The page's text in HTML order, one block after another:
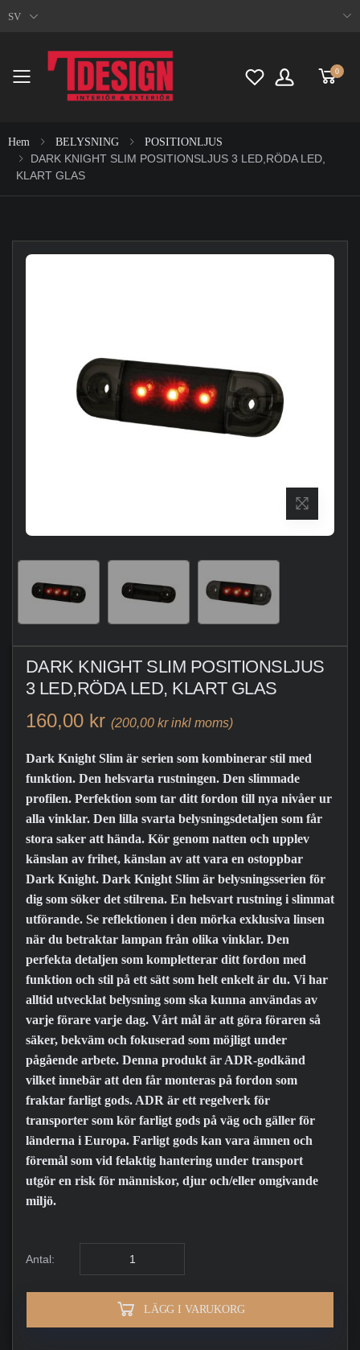
SV
Toggle mobile menu
0
Hem BELYSNING POSITIONLJUS
DARK KNIGHT SLIM POSITIONSLJUS 3 LED,RÖDA LED,
KLART GLAS
DARK KNIGHT SLIM POSITIONSLJUS
3 LED,RÖDA LED, KLART GLAS
160,00 kr (200,00 kr inkl moms)
Dark Knight Slim är serien som kombinerar stil med
funktion. Den helsvarta rustningen. Den slimmade
profilen. Perfektion som tar ditt fordon till nya nivåer ur
alla vinklar. Den lilla svarta belysningsdetaljen som får
stora saker att hända. Kör genom natten och upplev
känslan av frihet, känslan av att vara en ostoppbar
Dark Knight. Dark Knight Slim är belysningsserien för
dig som söker det stilrena. En helsvart rustning i slimmat
utförande. Se reflektionen i den mörka exklusiva linsen
när du betraktar lampan från olika vinklar. Den
perfekta detaljen som kompletterar ditt fordon med
funktion och stil på ett sätt som helt enkelt är du. Vi har
alltid utvecklat belysning som ska kunna användas av
varje förare varje dag. Vårt mål är att göra föraren så
säker, bekväm och fokuserad som möjligt under
pågående arbete. Denna produkt är ADR-godkänd
vilket innebär att den får monteras på fordon som
fraktar farligt gods. ADR är ett regelverk för
transporter som kör farligt gods på väg och gäller för
länderna i Europa. Farligt gods kan vara ämnen och
föremål som vid felaktig hantering under transport
utgör en risk för människor, djur och/eller omgivande
miljö.
Antal:
LÄGG I VARUKORG